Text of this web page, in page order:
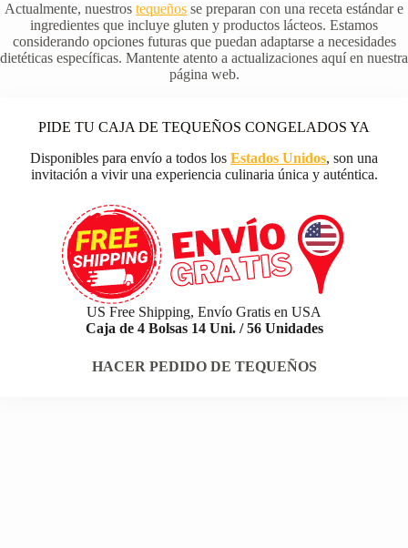
Actualmente, nuestros tequeños se preparan con una receta estándar e
ingredientes que incluye gluten y productos lácteos. Estamos
considerando opciones futuras que puedan adaptarse a necesidades
dietéticas específicas. Mantente atento a actualizaciones aquí en nuestra
página web.
PIDE TU CAJA DE TEQUEÑOS CONGELADOS YA
Disponibles para envío a todos los Estados Unidos, son una
invitación a vivir una experiencia culinaria única y auténtica.
US Free Shipping, Envío Gratis en USA
Caja de 4 Bolsas 14 Uni. / 56 Unidades
HACER PEDIDO DE TEQUEÑOS